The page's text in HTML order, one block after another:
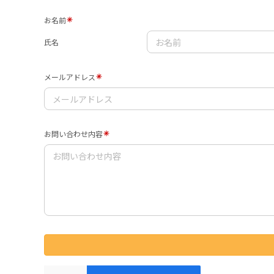
お名前
氏名
メールアドレス
お問い合わせ内容